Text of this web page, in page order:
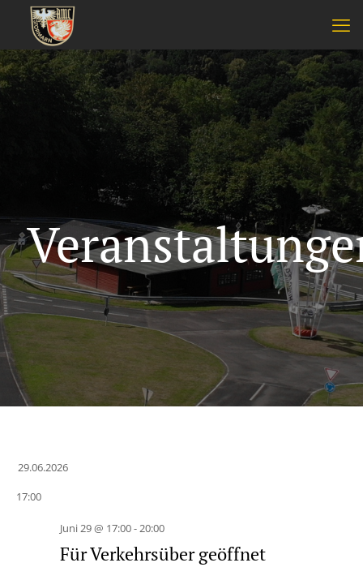
29.06.2026
wählen.
17:00
Juni 29 @ 17:00-20:00
Für Verkehrsüber geöffnet